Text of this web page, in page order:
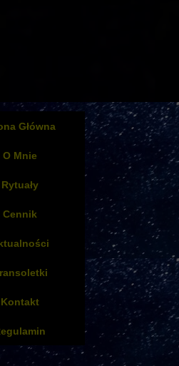
Główna
O Mnie
Rytuały
Cennik
Kontakt